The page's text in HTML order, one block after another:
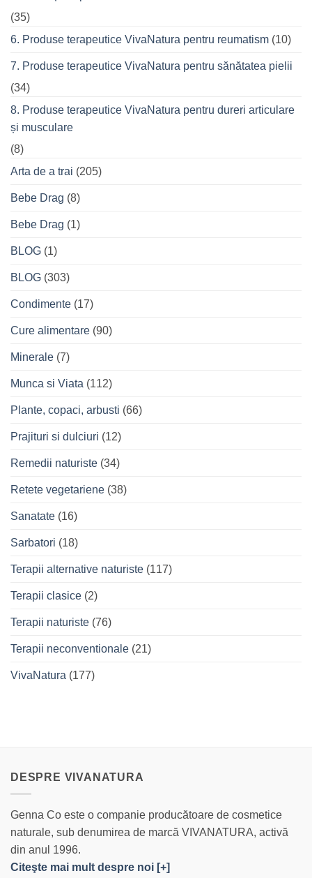
(35)
6. Produse terapeutice VivaNatura pentru reumatism (10)
7. Produse terapeutice VivaNatura pentru sănătatea pielii
(34)
8. Produse terapeutice VivaNatura pentru dureri articulare
și musculare
(8)
Arta de a trai (205)
Bebe Drag (8)
Bebe Drag (1)
BLOG (1)
BLOG (303)
Condimente (17)
Cure alimentare (90)
Minerale (7)
Munca si Viata (112)
Plante, copaci, arbusti (66)
Prajituri si dulciuri (12)
Remedii naturiste (34)
Retete vegetariene (38)
Sanatate (16)
Sarbatori (18)
Terapii alternative naturiste (117)
Terapii clasice (2)
Terapii naturiste (76)
Terapii neconventionale (21)
VivaNatura (177)
DESPRE VIVANATURA
Genna Co este o companie producătoare de cosmetice
naturale, sub denumirea de marcă VIVANATURA, activă
din anul 1996.
Citeşte mai mult despre noi [+]